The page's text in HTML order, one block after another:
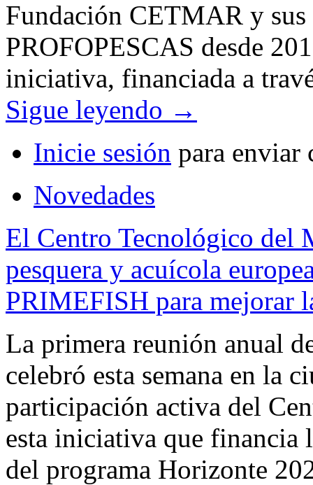
Fundación CETMAR y
PROFOPESCAS desde
iniciativa, financiada a
Sigue leyendo →
Inicie sesión para enviar
Novedades
El Centro Tecnológico del
pesquera y acuícola
PRIMEFISH para mejorar
La primera reunión anual
celebró esta semana en la
participación activa del
esta iniciativa que financia
del programa Horizonte